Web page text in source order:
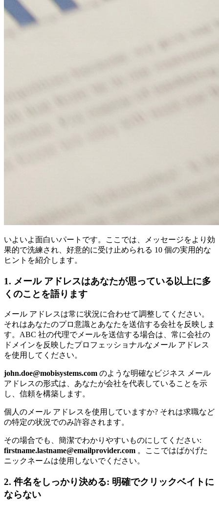
いよいよ面白いパートです。ここでは、メッセージをより効
果的で洗練され、好意的に受け止められる 10 個の実用的な
ヒントを紹介します。
1. メール アドレスはあなたが思っている以上に多
くのことを語ります
メール アドレスは常に状況に合わせて調整してください。
それはあなたのプロ意識とあなたを送信する会社を反映しま
す。ABC 社の代理でメールを送信する場合は、常に会社の
ドメインを反映したプロフェッショナルなメール アドレス
を使用してください。
john.doe@mobisystems.com のような明確なビジネス メール
アドレスの形式は、あなたが会社を代表していることを示
し、信頼を構築します。
個人のメール アドレスを使用していますか? それは求職など
の特定の状況でのみ許容されます。
その場合でも、簡潔でわかりやすいものにしてください:
firstname.lastname@emailprovider.com 。ここではばかげた
ニックネームは使用しないでください。
2. 件名をしっかり決める: 明確でクリックベイトに
ならない